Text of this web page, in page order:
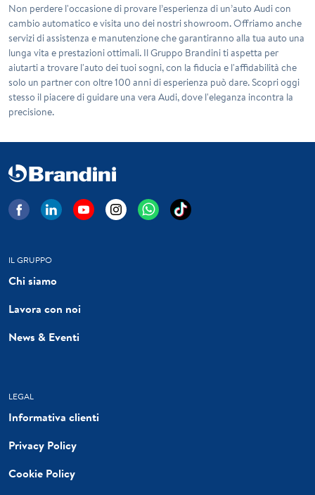
Non perdere l'occasione di provare l’esperienza di un’auto Audi con
cambio automatico e visita uno dei nostri showroom. Offriamo anche
servizi di assistenza e manutenzione che garantiranno alla tua auto una
lunga vita e prestazioni ottimali. Il Gruppo Brandini ti aspetta per
aiutarti a trovare l'auto dei tuoi sogni, con la fiducia e l'affidabilità che
solo un partner con oltre 100 anni di esperienza può dare. Scopri oggi
stesso il piacere di guidare una vera Audi, dove l'eleganza incontra la
precisione.
IL GRUPPO
Chi siamo
Lavora con noi
News & Eventi
LEGAL
Informativa clienti
Privacy Policy
Cookie Policy